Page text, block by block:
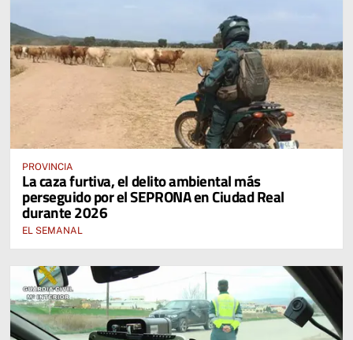
PROVINCIA
La caza furtiva, el delito ambiental más
perseguido por el SEPRONA en Ciudad Real
durante 2026
EL SEMANAL